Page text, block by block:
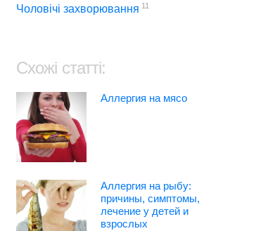
Чоловічі захворювання 11
Схожі статті:
Аллергия на мясо
Аллергия на рыбу:
причины, симптомы,
лечение у детей и
взрослых